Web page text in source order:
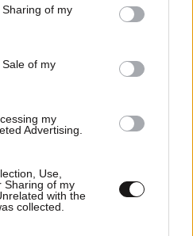
behaviour. You may click to
and its third-party tags to
purposes in below Google
of my
of my
my
Advertising.
Use,
Sharing of my
with the
collected.
την απελευθέρωση
στη Μιανμάρ,